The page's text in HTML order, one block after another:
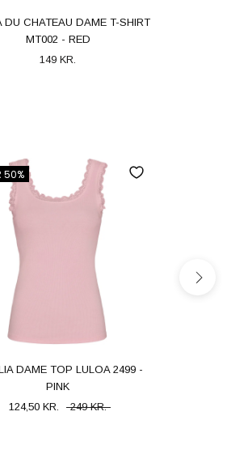
DU CHATEAU DAME T-SHIRT
MT002 - RED
149 KR.
50%
DAME TOP LULOA 2499 -
PINK
124,50 KR.
249 KR.